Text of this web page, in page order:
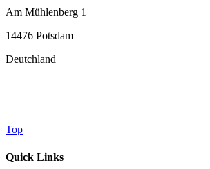
Am Mühlenberg 1
14476 Potsdam
Deutchland
Top
Quick Links